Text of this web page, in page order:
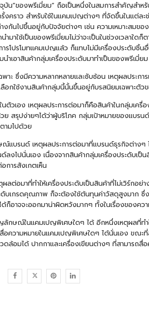
บัน”ของพรีเมี่ยม” ถือเป็นหนึ่งในสมการสำคัญสำ
คราว สำหรับใช้ในแคมเปญต่างๆ ที่จัดขึ้นในแต่ละ
กันไปขึ้นอยู่กับปัจจัยต่างๆ เช่น ความเหมาะสมขอ
นำมาใช้เป็นของพรีเมี่ยมไม่ว่าจะเป็นในช่วงเวลา
ปรโมทแคมเปญแล้ว ก็แทบไม่มีเครื่องประดับชิ้นอื่
ำเอาสินค้ากลุ่มเครื่องประดับมาทำเป็นของพรีเมี่ยม
าะ ซึ่งมีความหลากหลายและซับซ้อน เหตุผลประก
อกใช้งานสินค้ากลุ่มนี้นั้นขึ้นอยู่กับรสนิยมเฉพาะตั
นตัวเอง เหตุผลประการต่อมาก็คือสินค้าในกลุ่มเ
สรุปง่ายๆได้ว่าผู้บริโภค กลุ่มเป้าหมายของแบร
ามไปด้วย
รนด์ เหตุผลประการต่อมาที่แบรนด์ธุรกิจต่างๆ
ไปนั่นเอง เนื่องจากสินค้ากลุ่มเครื่องประดับเป็
การสังเกตเห็น
ต่อมาที่ทำให้เครื่องประดับเป็นสินค้าที่ไม่เวิร์กอย่
บเกรดคุณภาพ ก็จะต้องใช้ต้นทุนค่าวัสดุสูงมาก ซึ่
ก็อาจจะออกมาน่าผิดหวังมากๆ ทั้งในเรื่องของคว
ลักษณ์ในแคมเปญพิเศษใดๆ ได้ อีกหนึ่งเหตุผลที่ท
ความหมายในแคมเปญพิเศษใดๆ ได้นั่นเอง ขณ
ดล้อมได้ ปากกาและเครื่องเขียนต่างๆ ที่สามารถสื่